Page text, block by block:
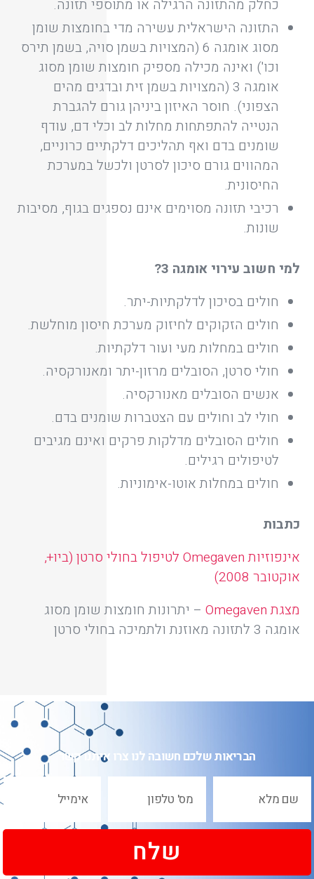
כחלק מהתזונה הרגילה או מתוספי תזונה.
התזונה הישראלית עשירה מדי בחומצות שומן
מסוג אומגה 6 (המצויות בשמן סויה, בשמן תירס
וכו') ואינה מכילה מספיק חומצות שומן מסוג
אומגה 3 (המצויות בשמן זית ובדגים מהים
הצפוני). חוסר האיזון ביניהן גורם להגברת
הנטייה להתפתחות מחלות לב וכלי דם, עודף
שומנים בדם ואף תהליכים דלקתיים כרוניים,
המהווים גורם סיכון לסרטן ולכשל במערכת
החיסונית.
רכיבי תזונה מסוימים אינם נספגים בגוף, מסיבות
שונות.
למי חשוב עירוי אומגה 3?
חולים בסיכון לדלקתיות-יתר.
חולים הזקוקים לחיזוק מערכת חיסון מוחלשת.
חולים במחלות מעי ועור דלקתיות.
חולי סרטן, הסובלים מרזון-יתר ומאנורקסיה.
אנשים הסובלים מאנורקסיה.
חולי לב וחולים עם הצטברות שומנים בדם.
חולים הסובלים מדלקות פרקים ואינם מגיבים
לטיפולים רגילים.
חולים במחלות אוטו-אימוניות.
כתבות
אינפוזיות Omegaven לטיפול בחולי סרטן (ביו+,
אוקטובר 2008)
מצגת Omegaven
– יתרונות חומצות שומן מסוג
אומגה 3 לתזונה מאוזנת ולתמיכה בחולי סרטן
הבריאות שלכם חשובה לנו צרו איתנו קשר
שלח